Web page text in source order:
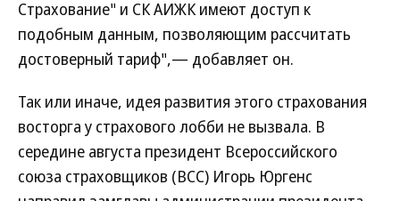
Страхование" и СК АИЖК имеют доступ к
подобным данным, позволяющим рассчитать
достоверный тариф",— добавляет он.
Так или иначе, идея развития этого страхования
восторга у страхового лобби не вызвала. В
середине августа президент Всероссийского
союза страховщиков (ВСС) Игорь Юргенс